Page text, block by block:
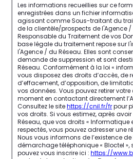
Les informations recueillies sur ce
enregistrées dans un fichier
agissant comme Sous-traitant du
de la clientèle/prospects de l'Agence /
Responsable du Traitement de vos
base légale du traitement repose sur
l'Agence / du Réseau. Elles sont
demande de suppression et sont
Réseau. Conformément à la loi «
vous disposez des droits d’accès, de
d’effacement, d’opposition, de
vos données. Vous pouvez retirer
moment en contactant directement
Consultez le sitehttps://cnil.fr/frpour
vos droits. Si vous estimez, après
Réseau, que vos droits « Informatique
respectés, vous pouvez adresser une
Nous vous informons de l’existence
démarchage téléphonique « Bloctel »,
pouvez vous inscrire ici : https://